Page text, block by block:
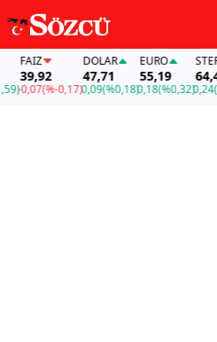
(%-0,17)
DOLAR
47,71
0,09(%0,18)
EURO
55,19
0,18(%0,32)
STERLIN
64,41
0,24